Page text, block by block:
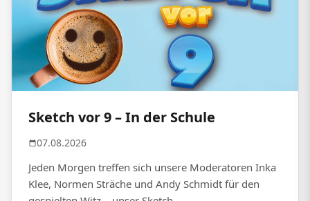
Sketch vor 9 – In der Schule
07.08.2026
Jeden Morgen treffen sich unsere Moderatoren Inka
Klee, Normen Sträche und Andy Schmidt für den